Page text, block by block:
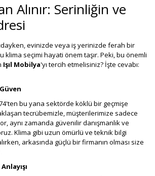
Alınır: Serinliğin ve
evinizde veya iş yerinizde ferah bir
klima seçimi hayati önem taşır. Peki, bu önemli
Işıl Mobilya'yı tercih etmelisiniz? İşte cevabı:
bu yana sektörde köklü bir geçmişe
tecrübemizle, müşterilerimize sadece
aynı zamanda güvenilir danışmanlık ve
Klima gibi uzun ömürlü ve teknik bilgi
arkasında güçlü bir firmanın olması size